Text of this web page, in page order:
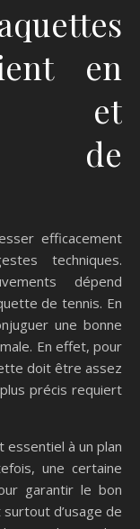
en
et
de
efficacement
techniques.
dépend
de tennis. En
une bonne
En effet, pour
doit être assez
précis requiert
essentiel à un plan
une certaine
garantir le bon
d’usage de